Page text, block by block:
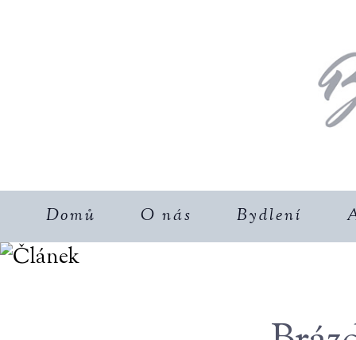
Domů O nás Bydlení